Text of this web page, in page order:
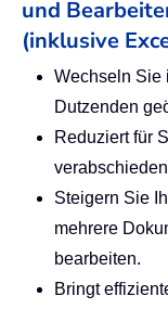
und
(inklusive
Wechseln Sie
Dutzenden
Reduziert für
Steigern Sie
mehrere
bearbeiten.
Bringt